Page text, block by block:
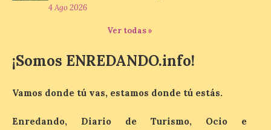
Odisea de Christopher
obras relacionadas con la
evocador tema de La […]
4 Ago 2026
Ver todas »
¡Somos ENREDANDO.info!
Vamos donde tú vas, estamos donde tú estás.
Enredando, Diario de Turismo, Ocio e